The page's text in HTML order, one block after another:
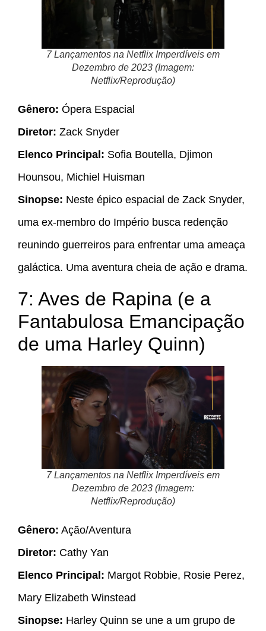
7 Lançamentos na Netflix Imperdíveis em
Dezembro de 2023 (Imagem:
Netflix/Reprodução)
Gênero: Ópera Espacial
Diretor: Zack Snyder
Elenco Principal: Sofia Boutella, Djimon
Hounsou, Michiel Huisman
Sinopse: Neste épico espacial de Zack Snyder,
uma ex-membro do Império busca redenção
reunindo guerreiros para enfrentar uma ameaça
galáctica. Uma aventura cheia de ação e drama.
7: Aves de Rapina (e a
Fantabulosa Emancipação
de uma Harley Quinn)
7 Lançamentos na Netflix Imperdíveis em
Dezembro de 2023 (Imagem:
Netflix/Reprodução)
Gênero: Ação/Aventura
Diretor: Cathy Yan
Elenco Principal: Margot Robbie, Rosie Perez,
Mary Elizabeth Winstead
Sinopse: Harley Quinn se une a um grupo de